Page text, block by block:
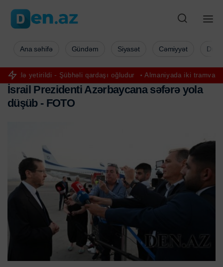
- Şübhəli qardaşı oğludur Almaniyada iki tramvay toqquşdu: 30-a
Ana səhifə Gündəm Siyasət Cəmiyyət
İsrail Prezidenti Azərbaycana səfərə yola
düşüb - FOTO